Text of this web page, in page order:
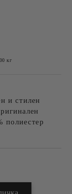
кг
и стилен
полиестер